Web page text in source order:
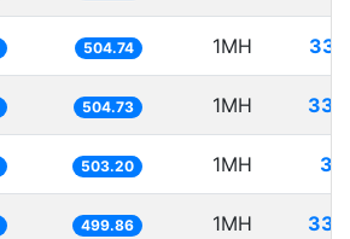
504.74 1MH
504.73 1MH
503.20 1MH
499.86 1MH